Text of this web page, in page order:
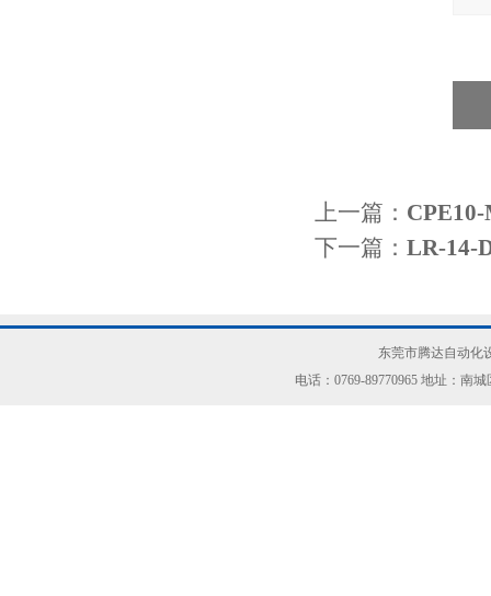
上一篇：
下一篇： LR-14-
东莞市腾达自动化
电话：0769-89770965 地址：南